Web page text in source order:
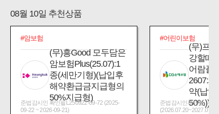
08월 10일 추천상품
#암보험
(무)흥Good 모두담은
암보험Plus(25.07):1
종(세만기형)(납입후
해약환급금지급형의
50%지급형)
준법감시인 확인필L250922-09-72 (2025-
09-22 ~ 2026-09-21)
#어린이보험
(무)프
강할때
어람플
2607:
약(납입
50%))
준법감시인확인필_제